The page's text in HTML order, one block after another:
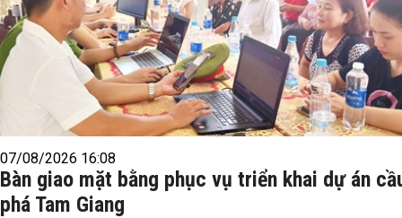
07/08/2026 16:08
Bàn giao mặt bằng phục vụ triển khai dự án
phá Tam Giang